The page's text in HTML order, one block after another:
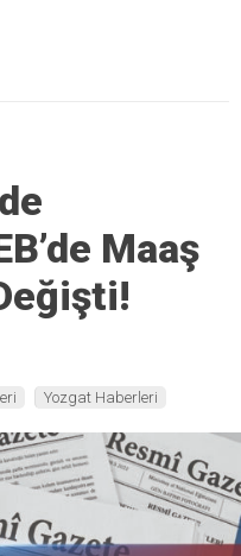
Maaş
Yozgat Haberleri